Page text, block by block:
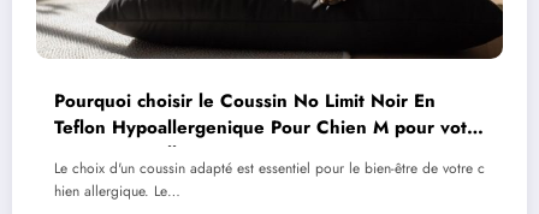
Pourquoi choisir le Coussin No Limit Noir En
Teflon Hypoallergenique Pour Chien M pour votre
compagnon allergique ?
Le choix d'un coussin adapté est essentiel pour le bien-être de votre c
hien allergique. Le…